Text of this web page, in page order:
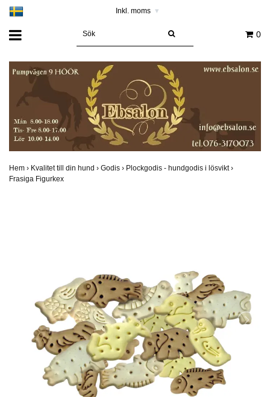
Inkl. moms ▾
0
Hem › Kvalitet till din hund › Godis › Plockgodis - hundgodis i lösvikt›
Frasiga Figurkex